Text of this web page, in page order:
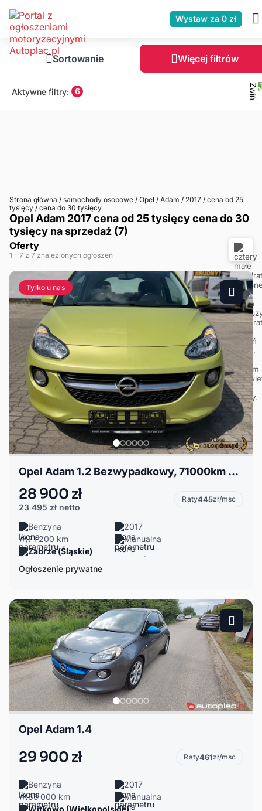
Wystaw za 0 zł
Sortowanie Więcej filtrów
Aktywne filtry: 6
Strona główna / samochody osobowe / Opel / Adam / 2017 / cena od 25
tysięcy / cena do 30 tysięcy
Opel Adam 2017 cena od 25 tysięcy cena do 30
tysięcy na sprzedaż (7)
Oferty
1 - 7 z 7 znalezionych ogłoszeń
Tylko u nas
Opel Adam 1.2 Bezwypadkowy, 71000km Przebiegu, Gotowy do rejestracji
28 900 zł
23 495 zł netto
Raty445zł/msc
Benzyna
2017
71 200 km
Manualna
Zabrze (Śląskie)
Ogłoszenie prywatne
Opel Adam 1.4
29 900 zł Raty461zł/msc
Benzyna
2017
65 000 km
Manualna